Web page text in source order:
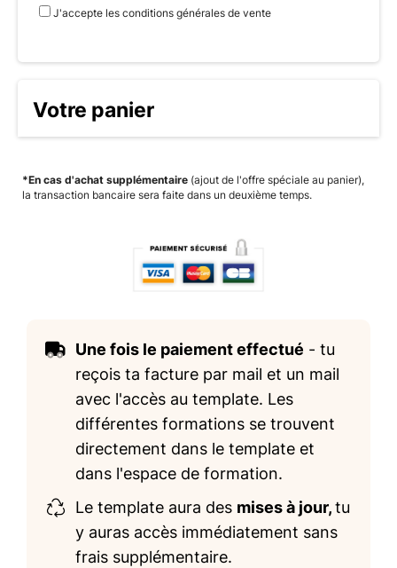
J'accepte les conditions générales de vente
Votre panier
*En cas d'achat supplémentaire (ajout de l'offre spéciale au panier),
la transaction bancaire sera faite dans un deuxième temps.
Une fois le paiement effectué - tu
reçois ta facture par mail et un mail
avec l'accès au template. Les
différentes formations se trouvent
directement dans le template et
dans l'espace de formation.
Le template aura des mises à jour,tu
y auras accès immédiatement sans
frais supplémentaire.